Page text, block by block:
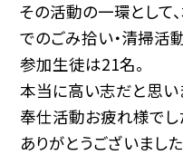
その活動の一環として
でのごみ拾い・清掃活
参加生徒は21名。
本当に高い志だと思い
奉仕活動お疲れ様でし
ありがとうございました